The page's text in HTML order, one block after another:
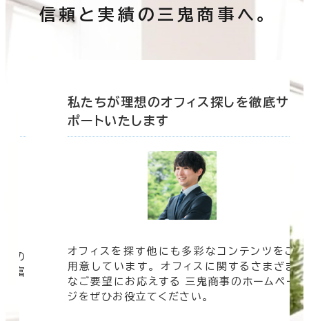
信頼と実績の三鬼商事へ。
の
豊富
私たちが理想のオフィス探しを徹底サ
ポートいたします
オフィスを探す他にも多彩なコンテンツをご
用意しています。 オフィスに関するさまざま
なご要望にお応えする 三鬼商事のホームペー
ジをぜひお役立てください。